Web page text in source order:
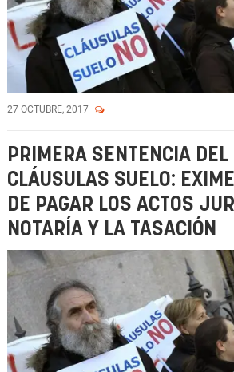
27 OCTUBRE, 2017
PRIMERA SENTENCIA DEL
CLÁUSULAS SUELO:
DE PAGAR LOS ACTOS
NOTARÍA Y LA TASACIÓN